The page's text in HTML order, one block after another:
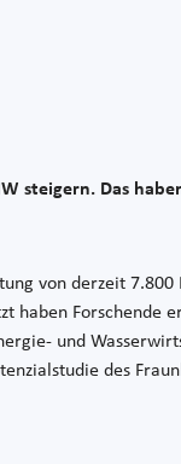
steigern. Das
von derzeit
Forschende
und
des